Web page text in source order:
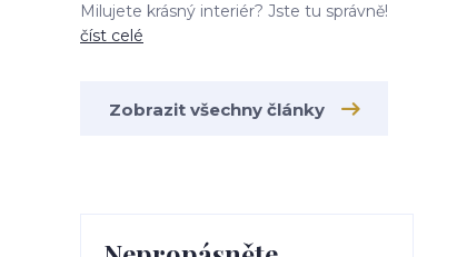
Milujete krásný interiér? Jste tu správně!
číst celé
Zobrazit všechny články